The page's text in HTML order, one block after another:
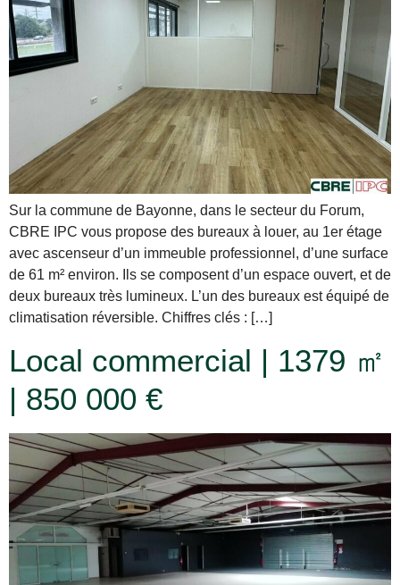
Sur la commune de Bayonne, dans le secteur du Forum,
CBRE IPC vous propose des bureaux à louer, au 1er étage
avec ascenseur d’un immeuble professionnel, d’une surface
de 61 m² environ. Ils se composent d’un espace ouvert, et de
deux bureaux très lumineux. L’un des bureaux est équipé de
climatisation réversible. Chiffres clés : […]
Local commercial | 1379 ㎡
| 850 000 €